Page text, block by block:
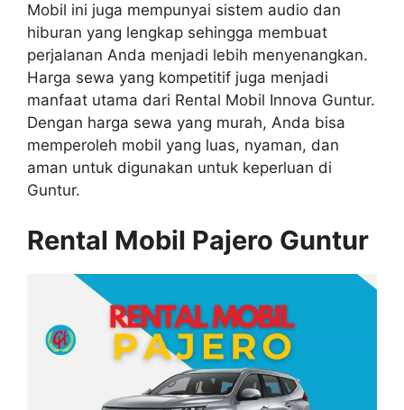
Mobil ini juga mempunyai sistem audio dan
hiburan yang lengkap sehingga membuat
perjalanan Anda menjadi lebih menyenangkan.
Harga sewa yang kompetitif juga menjadi
manfaat utama dari Rental Mobil Innova Guntur.
Dengan harga sewa yang murah, Anda bisa
memperoleh mobil yang luas, nyaman, dan
aman untuk digunakan untuk keperluan di
Guntur.
Rental Mobil Pajero Guntur